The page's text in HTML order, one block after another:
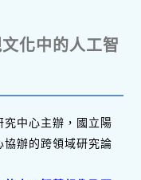
化中的人工智
究中心主辦，國立陽
協辦的跨領域研究論